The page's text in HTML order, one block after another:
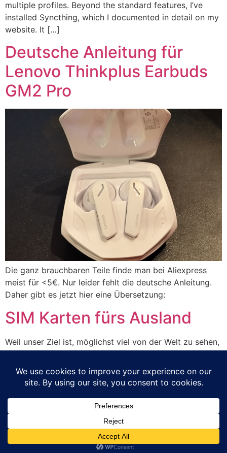
multiple profiles. Beyond the standard features, I’ve
installed Syncthing, which I documented in detail on my
website. It […]
Deutsche Anleitung für
Lenovo Thinkplus Earbuds
GM2 Pro
Die ganz brauchbaren Teile finde man bei Aliexpress
meist für <5€. Nur leider fehlt die deutsche Anleitung.
Daher gibt es jetzt hier eine Übersetzung:
SIM Karten fürs Ausland
Weil unser Ziel ist, möglichst viel von der Welt zu sehen,
und wir dabei auch Online sein wollen, brauchen wir
auch für das Ausland passende SIM Karten… Hier dazu
einige Erfahrungen. Holafly unlimited für Schweden:
https://esim.holafly.com/de/esim-europa/Tipps:
Lycamobile in Spanien
Familie Neubauer
Alle Rechte vorbehalten